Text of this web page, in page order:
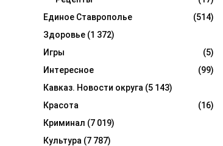
Единое Ставрополье
(514)
Здоровье (1 372)
Игры
(5)
Интересное
(99)
Кавказ. Новости округа (5 143)
Красота
(16)
Криминал (7 019)
Культура (7 787)